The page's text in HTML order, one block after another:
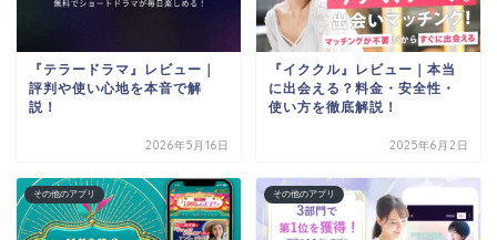
『テラードラマ』レビュー｜
評判や使い心地を本音で解
説！
2026年5月16日
『イククル』レビュー｜本当
に出会える？料金・安全性・
使い方を徹底解説！
2025年6月2日
その他のアプリ その他のアプリ